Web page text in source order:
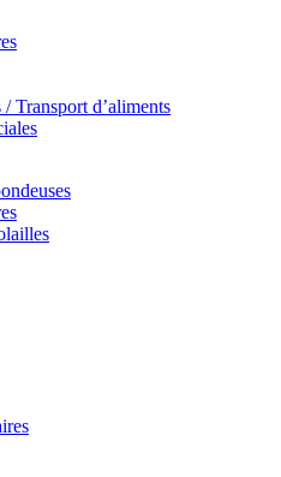
/ Transport d’aliments